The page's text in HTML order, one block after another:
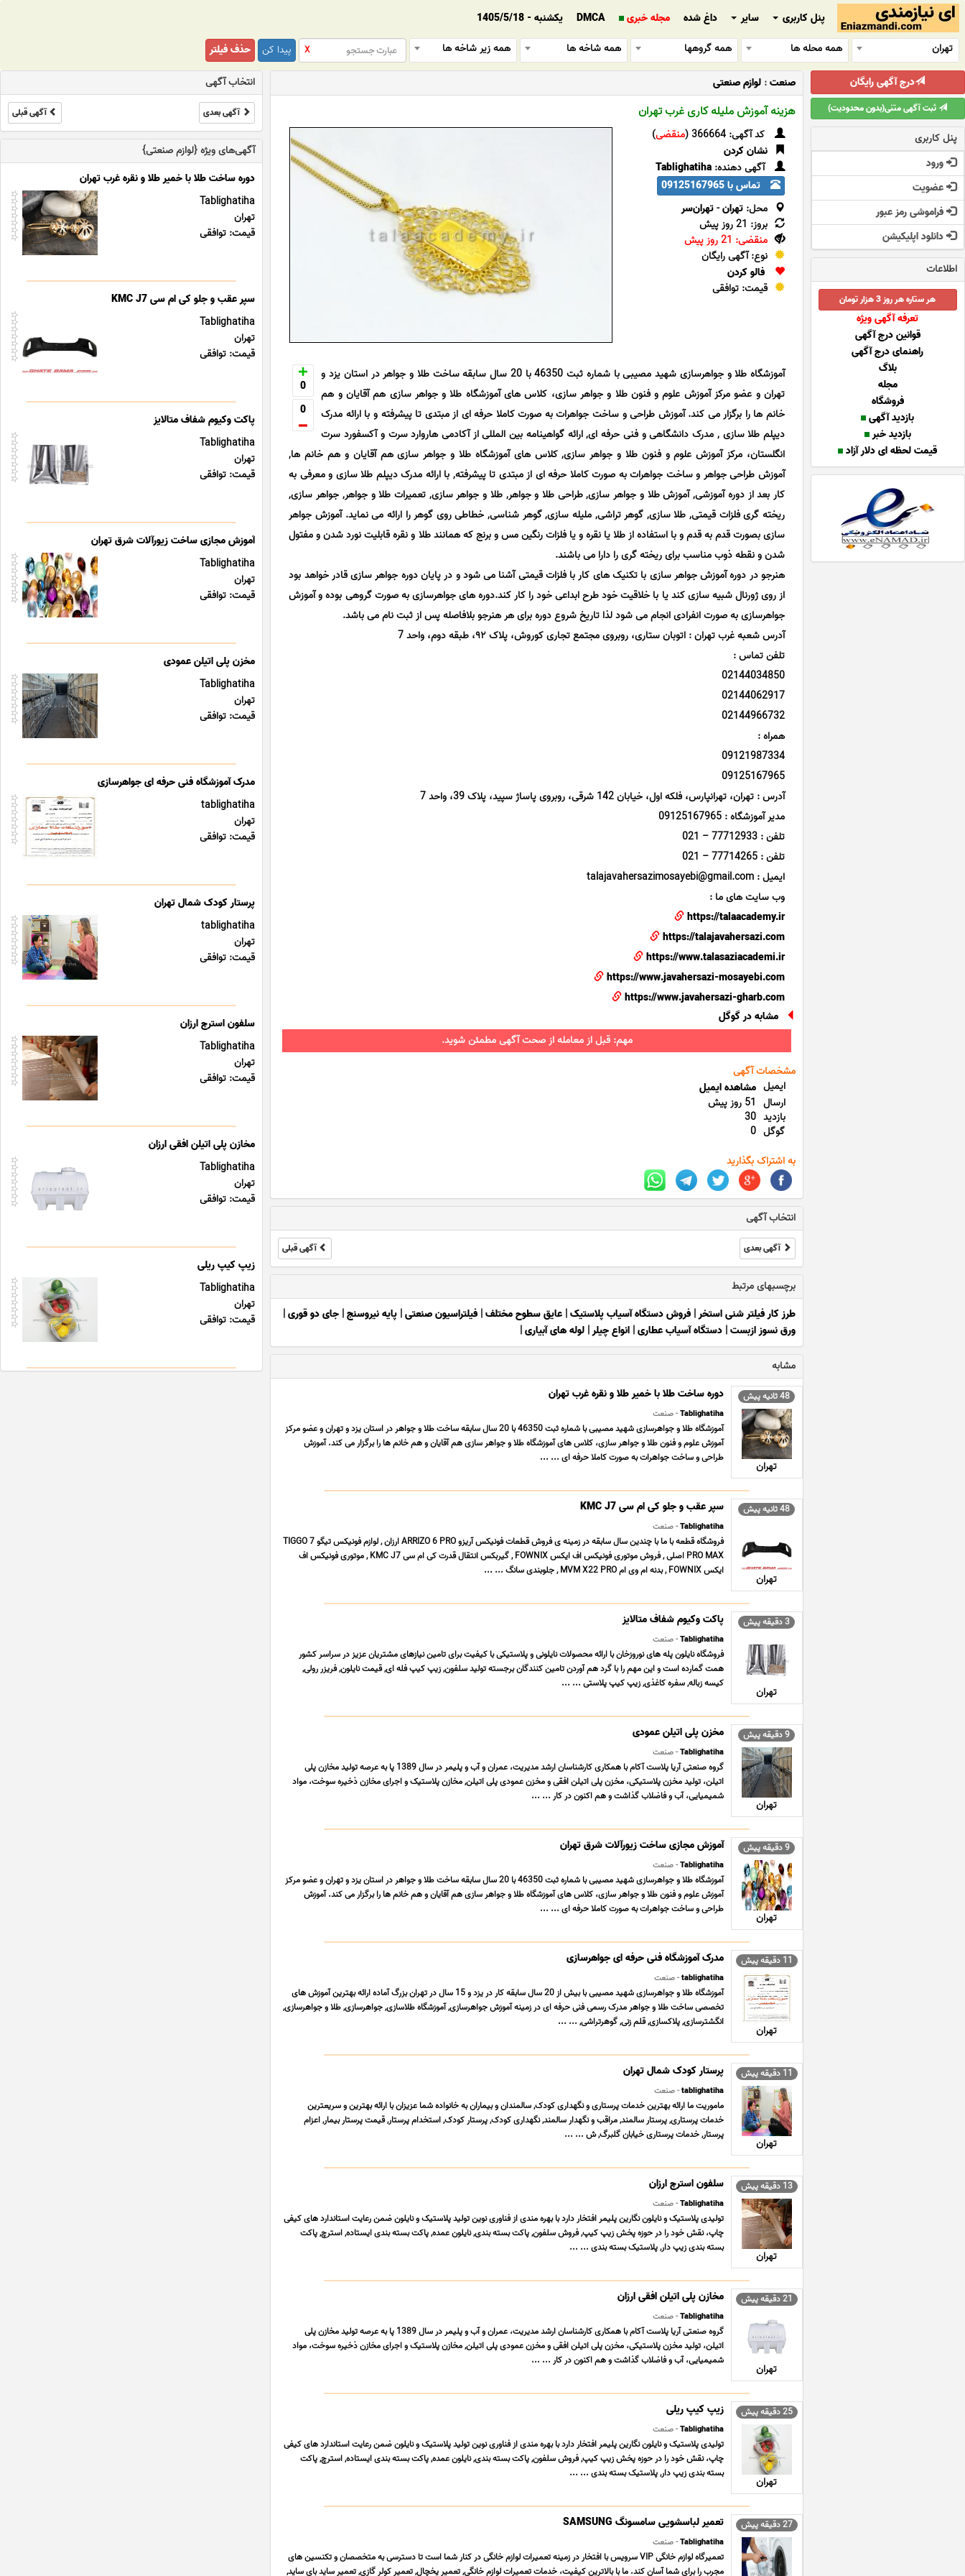
پنل کاربری سایر داغ شده مجله خبری DMCA
یکشنبه - 1405/5/18
تهران
همه محله ها همه گروهها همه شاخه ها همه زیر شاخه ها X پیدا کن
حذف فیلتر
صنعت:لوازم صنعتی
هزینه آموزش ملیله کاری غرب تهران
کد آگهی: 366664 ( منقضی)
نشان کردن
آگهی دهنده:Tablighatiha
تماس با 09125167965
محل:تهران-تهران‌سر
بروز: 21 روز پیش
منقضی: 21 روز پیش
نوع: آگهی رایگان
فالو کردن
قیمت: توافقی
0
0
آموزشگاه طلا و جواهرسازی شهید مصیبی با شماره ثبت 46350 با 20 سال سابقه ساخت طلا و جواهر در استان یزد و
تهران و عضو مرکز آموزش علوم و فنون طلا و جواهر سازى، کلاس هاى آموزشگاه طلا و جواهر سازى هم آقایان و هم
خانم ها را برگزار می کند. آموزش طراحى و ساخت جواهرات به صورت کاملا حرفه اى از مبتدى تا پیشرفته و با ارائه مدرک
دیپلم طلا سازى , مدرک دانشگاهی و فنی حرفه ای, ارائه گواهینامه بین المللی از آکادمی هاروارد سرت و آکسفورد سرت
انگلستان، مرکز آموزش علوم و فنون طلا و جواهر سازى, کلاس هاى آموزشگاه طلا و جواهر سازى هم آقایان و هم خانم ها,
آموزش طراحى جواهر و ساخت جواهرات به صورت کاملا حرفه اى از مبتدى تا پیشرفته, با ارائه مدرک دیپلم طلا سازى و معرفى به
کار بعد از دوره آموزشى, آموزش طلا و جواهر سازی, طراحی طلا و جواهر, طلا و جواهر سازی, تعمیرات طلا و جواهر, جواهر سازی,
ریخته گری فلزات قیمتی, طلا سازی, گوهر تراشی, ملیله سازی, گوهر شناسی, خطاطی روی گوهر را ارائه می نماید. آموزش جواهر
سازی بصورت قدم به قدم و با استفاده از طلا یا نقره و یا فلزات رنگین مس و برنج که همانند طلا و نقره قابلیت نورد شدن و مفتول
شدن و نقطه ذوب مناسب برای ریخته گری را دارا می باشند.
هنرجو در دوره آموزش جواهر سازی با تکنیک های کار با فلزات قیمتی آشنا می شود و در پایان دوره جواهر سازی قادر خواهد بود
از روی ژورنال شبیه سازی کند یا با خلاقیت خود طرح ابداعی خود را کار کند.دوره های جواهرسازی به صورت گروهی بوده و آموزش
جواهرسازی به صورت انفرادی انجام می شود لذا تاریخ شروع دوره برای هر هنرجو بلافاصله پس از ثبت نام می باشد.
آدرس شعبه غرب تهران : اتوبان ستاری، روبروى مجتمع تجاری کوروش، پلاک ٩٢، طبقه دوم، واحد 7
تلفن تماس :
02144034850
02144062917
02144966732
همراه :
09121987334
09125167965
آدرس : تهران، تهرانپارس، فلکه اول، خیابان 142 شرقی، روبروی پاساژ سپید، پلاک 39، واحد 7
مدیر آموزشگاه : 09125167965
تلفن : 77712933 – 021
تلفن : 77714265 – 021
ایمیل : talajavahersazimosayebi@gmail.com
وب سایت های ما :
https://talaacademy.ir
https://talajavahersazi.com
https://www.talasaziacademi.ir
https://www.javahersazi-mosayebi.com
https://www.javahersazi-gharb.com
مشابه در گوگل
مهم: قبل از معامله از صحت آگهی مطمئن شوید.
مشخصات آگهی
ایمیل مشاهده ایمیل
ارسال 51 روز پیش
بازدید 30
گوگل 0
به اشتراک بگذارید
انتخاب آگهی
آگهی بعدی آگهی قبلی
برچسبهای مرتبط
طرز کار فیلتر شنی استخر|فروش دستگاه آسیاب پلاستیک|عایق سطوح مختلف|فیلتراسیون صنعتی|پایه نیروسنج|جای دو قوری|
ورق نسوز ازبست|دستگاه آسیاب عطاری|انواع چیلر|لوله های آبیاری|
مشابه
48 ثانیه پیش
تهران
دوره ساخت طلا با خمیر طلا و نقره غرب تهران
Tablighatiha- صنعت
آموزشگاه طلا و جواهرسازی شهید مصیبی با شماره ثبت 46350 با 20 سال سابقه ساخت طلا و جواهر در استان یزد و تهران و عضو مرکز
آموزش علوم و فنون طلا و جواهر سازى، کلاس هاى آموزشگاه طلا و جواهر سازى هم آقایان و هم خانم ها را برگزار می کند. آموزش
طراحى و ساخت جواهرات به صورت کاملا حرفه اى ... ...
48 ثانیه پیش
تهران
سپر عقب و جلو کی ام سی KMC J7
Tablighatiha- صنعت
فروشگاه قطعه با ما با چندین سال سابقه در زمینه ی فروش قطعات فونیکس آریزو ARRIZO 6 PRO ارزان , لوازم فونیکس تیگو TIGGO 7
PRO MAX اصلی , فروش موتوری فونیکس اف ایکس FOWNIX , گیربکس انتقال قدرت کی ام سی KMC J7 , موتوری فونیکس اف
ایکس FOWNIX , بدنه ام وی ام MVM X22 PRO , جلوبندی سانگ ... ...
3 دقیقه پیش
تهران
پاکت وکیوم شفاف متالایز
Tablighatiha- صنعت
فروشگاه نایلون پله های نوروزخان با ارائه محصولات نایلونی و پلاستیکی با کیفیت برای تامین نیازهای مشتریان عزیز در سراسر کشور
همت گمارده است و این مهم را با گرد هم آوردن تامین کنندگان برجسته تولید سلفون, زیپ کیپ فله ای, قیمت نایلون, فریزر رولی,
کیسه زباله, سفره کاغذی, زیپ کیپ پلاستی ... ...
9 دقیقه پیش
تهران
مخزن پلی اتیلن عمودی
Tablighatiha- صنعت
گروه صنعتی آریا پلاست آکام با همکاری کارشناسان ارشد مدیریت، عمران و آب و پلیمر در سال 1389 پا به عرصه تولید مخازن پلی
اتیلن، تولید مخزن پلاستیکی، مخزن پلی اتیلن افقی و مخزن عمودی پلی اتیلن, مخازن پلاستیک و اجرای مخازن ذخیره سوخت، مواد
شمیمیایی، آب و فاضلاب گذاشت و هم اکنون در کار ... ...
9 دقیقه پیش
تهران
آموزش مجازی ساخت زیورآلات شرق تهران
Tablighatiha- صنعت
آموزشگاه طلا و جواهرسازی شهید مصیبی با شماره ثبت 46350 با 20 سال سابقه ساخت طلا و جواهر در استان یزد و تهران و عضو مرکز
آموزش علوم و فنون طلا و جواهر سازى، کلاس هاى آموزشگاه طلا و جواهر سازى هم آقایان و هم خانم ها را برگزار می کند. آموزش
طراحى و ساخت جواهرات به صورت کاملا حرفه اى ... ...
11 دقیقه پیش
تهران
مدرک آموزشگاه فنی حرفه ای جواهرسازی
tablighatiha- صنعت
آموزشگاه طلا و جواهرسازی شهید مصیبی با بیش از 20 سال سابقه کار در یزد و 15 سال در تهران بزرگ آماده ارائه بهترین آموزش های
تخصصی ساخت طلا و جواهر مدرک رسمی فنی حرفه ای در زمینه آموزش جواهرسازی, آموزشگاه طلاسازی, جواهرسازی, طلا و جواهرسازی,
انگشترسازی, پلاکسازی, قلم زنی, گوهرتراشی, ... ...
11 دقیقه پیش
تهران
پرستار کودک شمال تهران
tablighatiha- صنعت
ماموریت ما ارائه بهترین خدمات پرستاری و نگهداری کودک, سالمندان و بیماران به خانواده شما عزیزان با ارائه بهترین و سریعترین
خدمات پرستاری, پرستار سالمند, مراقب و نگهدار سالمند, نگهداری کودک, پرستار کودک, استخدام پرستار, قیمت پرستار بیمار, اعزام
پرستار, خدمات پرستاری خیابان گلبرگ, ش ... ...
13 دقیقه پیش
تهران
سلفون استرچ ارزان
Tablighatiha- صنعت
تولیدی پلاستیک و نایلون نگارین پلیمر افتخار دارد با بهره مندی از فناوری نوین تولید پلاستیک و نایلون ضمن رعایت استاندارد های کیفی
چاپ، نقش خود را در حوزه پخش زیپ کیپ, فروش سلفون, پاکت بسته بندی, نایلون عمده, پاکت بسته بندی ایستاده, استرچ, پاکت
بسته بندی زیپ دار, پلاستیک بسته بندی ... ...
21 دقیقه پیش
تهران
مخازن پلی اتیلن افقی ارزان
Tablighatiha- صنعت
گروه صنعتی آریا پلاست آکام با همکاری کارشناسان ارشد مدیریت، عمران و آب و پلیمر در سال 1389 پا به عرصه تولید مخازن پلی
اتیلن، تولید مخزن پلاستیکی، مخزن پلی اتیلن افقی و مخزن عمودی پلی اتیلن, مخازن پلاستیک و اجرای مخازن ذخیره سوخت، مواد
شمیمیایی، آب و فاضلاب گذاشت و هم اکنون در کار ... ...
25 دقیقه پیش
تهران
زیپ کیپ ریلی
Tablighatiha- صنعت
تولیدی پلاستیک و نایلون نگارین پلیمر افتخار دارد با بهره مندی از فناوری نوین تولید پلاستیک و نایلون ضمن رعایت استاندارد های کیفی
چاپ، نقش خود را در حوزه پخش زیپ کیپ, فروش سلفون, پاکت بسته بندی, نایلون عمده, پاکت بسته بندی ایستاده, استرچ, پاکت
بسته بندی زیپ دار, پلاستیک بسته بندی ... ...
27 دقیقه پیش تعمیر لباسشویی سامسونگ SAMSUNG
Tablighatiha- صنعت
تعمیرگاه لوازم خانگی VIP سرویس با افتخار در زمینه تعمیرات لوازم خانگی در کنار شما است تا دسترسی به متخصصان و تکنسین های
مجرب را برای شما آسان کند. ما با بالاترین کیفیت، خدمات تعمیرات لوازم خانگی, تعمیر یخچال, تعمیر کولر گازی, تعمیر ساید بای ساید,
انتخاب آگهی
آگهی بعدی آگهی قبلی
آگهی‌های ویژه {لوازم صنعتی}
دوره ساخت طلا با خمیر طلا و نقره غرب تهران
Tablighatiha
تهران
قیمت: توافقی
سپر عقب و جلو کی ام سی KMC J7
Tablighatiha
تهران
قیمت: توافقی
پاکت وکیوم شفاف متالایز
Tablighatiha
تهران
قیمت: توافقی
آموزش مجازی ساخت زیورآلات شرق تهران
Tablighatiha
تهران
قیمت: توافقی
مخزن پلی اتیلن عمودی
Tablighatiha
تهران
قیمت: توافقی
مدرک آموزشگاه فنی حرفه ای جواهرسازی
tablighatiha
تهران
قیمت: توافقی
پرستار کودک شمال تهران
tablighatiha
تهران
قیمت: توافقی
سلفون استرچ ارزان
Tablighatiha
تهران
قیمت: توافقی
مخازن پلی اتیلن افقی ارزان
Tablighatiha
تهران
قیمت: توافقی
زیپ کیپ ریلی
Tablighatiha
تهران
قیمت: توافقی
درج آگهی رایگان
ثبت آگهی متنی(بدون محدودیت)
پنل کاربری
ورود
عضویت
فراموشی رمز عبور
دانلود اپلیکیشن
اطلاعات
هر ستاره هر روز 3 هزار تومان
تعرفه آگهی ویژه
قوانین درج آگهی
راهنمای درج آگهی
بلاگ
مجله
فروشگاه
بازدید آگهی
بازدید خبر
قیمت لحظه ای دلار آزاد